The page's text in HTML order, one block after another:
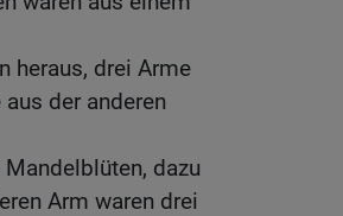
heraus, drei Arme
aus der anderen
Mandelblüten, dazu
Arm waren drei